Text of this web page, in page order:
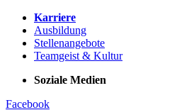
Karriere
Ausbildung
Stellenangebote
Teamgeist & Kultur
Soziale Medien
Facebook